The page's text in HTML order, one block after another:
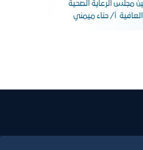
مجلس الرعاية الصحية
أ/ حناء ميمني